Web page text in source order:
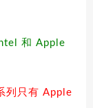
和 Apple
列只有 Apple